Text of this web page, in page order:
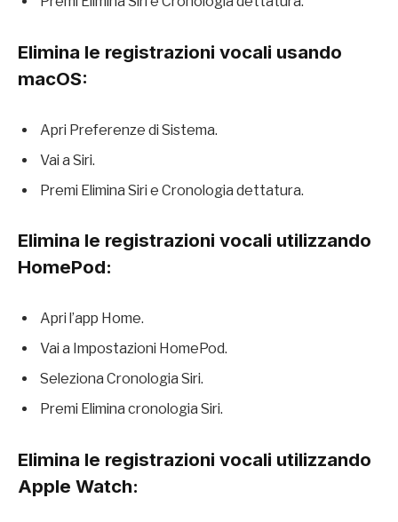
Elimina le registrazioni vocali usando
macOS:
Apri Preferenze di Sistema.
Vai a Siri.
Premi Elimina Siri e Cronologia dettatura.
Elimina le registrazioni vocali utilizzando
HomePod:
Apri l’app Home.
Vai a Impostazioni HomePod.
Seleziona Cronologia Siri.
Premi Elimina cronologia Siri.
Elimina le registrazioni vocali utilizzando
Apple Watch: